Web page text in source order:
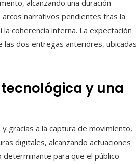
alcanzando una duración
narrativos pendientes tras la
coherencia interna. La expectación
dos entregas anteriores, ubicadas
y una
gracias a la captura de movimiento,
digitales, alcanzando actuaciones
para que el público